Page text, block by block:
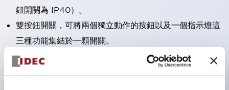
鈕開關為 IP40）。
雙按鈕開關，可將兩個獨立動作的按鈕以及一個指示燈這
三種功能集結於一顆開關。
完整支援全球各地需求的多種電壓規格。